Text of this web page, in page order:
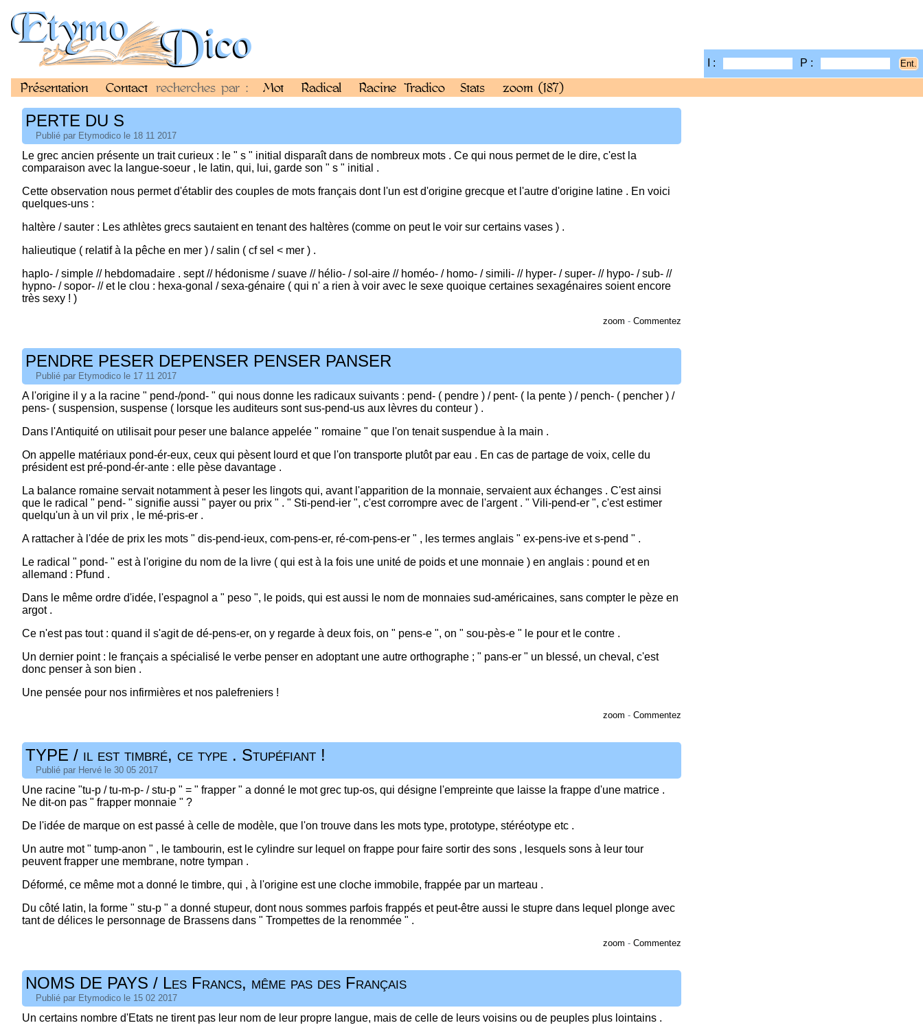
I : P :
Présentation Contact recherches par : Mot Radical Racine Tradico Stats zoom (187)
PERTE DU S
Publié par Etymodico le 18 11 2017
Le grec ancien présente un trait curieux : le " s " initial disparaît dans de nombreux mots . Ce qui nous permet de le dire, c'est la
comparaison avec la langue-soeur , le latin, qui, lui, garde son " s " initial .
Cette observation nous permet d'établir des couples de mots français dont l'un est d'origine grecque et l'autre d'origine latine . En voici
quelques-uns :
haltère / sauter : Les athlètes grecs sautaient en tenant des haltères (comme on peut le voir sur certains vases ) .
halieutique ( relatif à la pêche en mer ) / salin ( cf sel < mer ) .
haplo- / simple // hebdomadaire . sept // hédonisme / suave // hélio- / sol-aire // homéo- / homo- / simili- // hyper- / super- // hypo- / sub- //
hypno- / sopor- // et le clou : hexa-gonal / sexa-génaire ( qui n' a rien à voir avec le sexe quoique certaines sexagénaires soient encore
très sexy ! )
zoom - Commentez
PENDRE PESER DEPENSER PENSER PANSER
Publié par Etymodico le 17 11 2017
A l'origine il y a la racine " pend-/pond- " qui nous donne les radicaux suivants : pend- ( pendre ) / pent- ( la pente ) / pench- ( pencher ) /
pens- ( suspension, suspense ( lorsque les auditeurs sont sus-pend-us aux lèvres du conteur ) .
Dans l'Antiquité on utilisait pour peser une balance appelée " romaine " que l'on tenait suspendue à la main .
On appelle matériaux pond-ér-eux, ceux qui pèsent lourd et que l'on transporte plutôt par eau . En cas de partage de voix, celle du
président est pré-pond-ér-ante : elle pèse davantage .
La balance romaine servait notamment à peser les lingots qui, avant l'apparition de la monnaie, servaient aux échanges . C'est ainsi
que le radical " pend- " signifie aussi " payer ou prix " . " Sti-pend-ier ", c'est corrompre avec de l'argent . " Vili-pend-er ", c'est estimer
quelqu'un à un vil prix , le mé-pris-er .
A rattacher à l'dée de prix les mots " dis-pend-ieux, com-pens-er, ré-com-pens-er " , les termes anglais " ex-pens-ive et s-pend " .
Le radical " pond- " est à l'origine du nom de la livre ( qui est à la fois une unité de poids et une monnaie ) en anglais : pound et en
allemand : Pfund .
Dans le même ordre d'idée, l'espagnol a " peso ", le poids, qui est aussi le nom de monnaies sud-américaines, sans compter le pèze en
argot .
Ce n'est pas tout : quand il s'agit de dé-pens-er, on y regarde à deux fois, on " pens-e ", on " sou-pès-e " le pour et le contre .
Un dernier point : le français a spécialisé le verbe penser en adoptant une autre orthographe ; " pans-er " un blessé, un cheval, c'est
donc penser à son bien .
Une pensée pour nos infirmières et nos palefreniers !
zoom - Commentez
TYPE / il est timbré, ce type . Stupéfiant !
Publié par Hervé le 30 05 2017
Une racine "tu-p / tu-m-p- / stu-p " = " frapper " a donné le mot grec tup-os, qui désigne l'empreinte que laisse la frappe d'une matrice .
Ne dit-on pas " frapper monnaie " ?
De l'idée de marque on est passé à celle de modèle, que l'on trouve dans les mots type, prototype, stéréotype etc .
Un autre mot " tump-anon " , le tambourin, est le cylindre sur lequel on frappe pour faire sortir des sons , lesquels sons à leur tour
peuvent frapper une membrane, notre tympan .
Déformé, ce même mot a donné le timbre, qui , à l'origine est une cloche immobile, frappée par un marteau .
Du côté latin, la forme " stu-p " a donné stupeur, dont nous sommes parfois frappés et peut-être aussi le stupre dans lequel plonge avec
tant de délices le personnage de Brassens dans " Trompettes de la renommée " .
zoom - Commentez
NOMS DE PAYS / Les Francs, même pas des Français
Publié par Etymodico le 15 02 2017
Un certains nombre d'Etats ne tirent pas leur nom de leur propre langue, mais de celle de leurs voisins ou de peuples plus lointains .